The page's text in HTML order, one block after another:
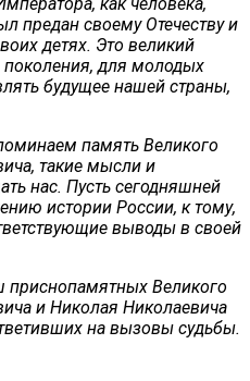
предан своему Отечеству и
детях. Это великий
для молодых
будущее нашей страны,
память Великого
такие мысли и
нас. Пусть сегодняшней
истории России, к тому,
выводы в своей
Великого
и Николая Николаевича
на вызовы судьбы.